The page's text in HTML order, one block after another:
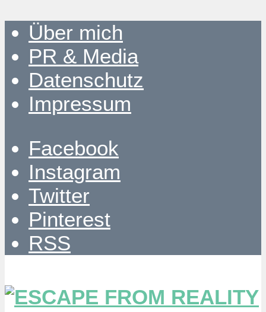
Über mich
PR & Media
Datenschutz
Impressum
Facebook
Instagram
Twitter
Pinterest
RSS